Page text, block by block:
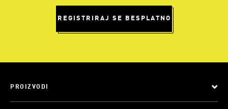
REGISTRIRAJ SE BESPLATNO
PROIZVODI